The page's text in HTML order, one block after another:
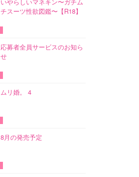
チスーツ性欲図鑑〜【R18】
応募者全員サービスのお知ら
せ
ムリ婚。 4
8月の発売予定